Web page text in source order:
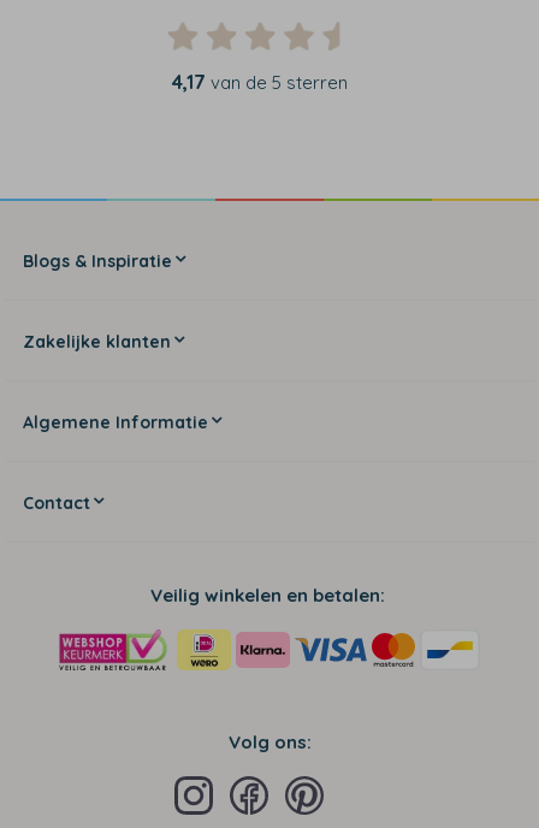
4,17 van de 5 sterren
Blogs & Inspiratie
Zakelijke klanten
Algemene Informatie
Contact
Veilig winkelen en betalen:
Volg ons: